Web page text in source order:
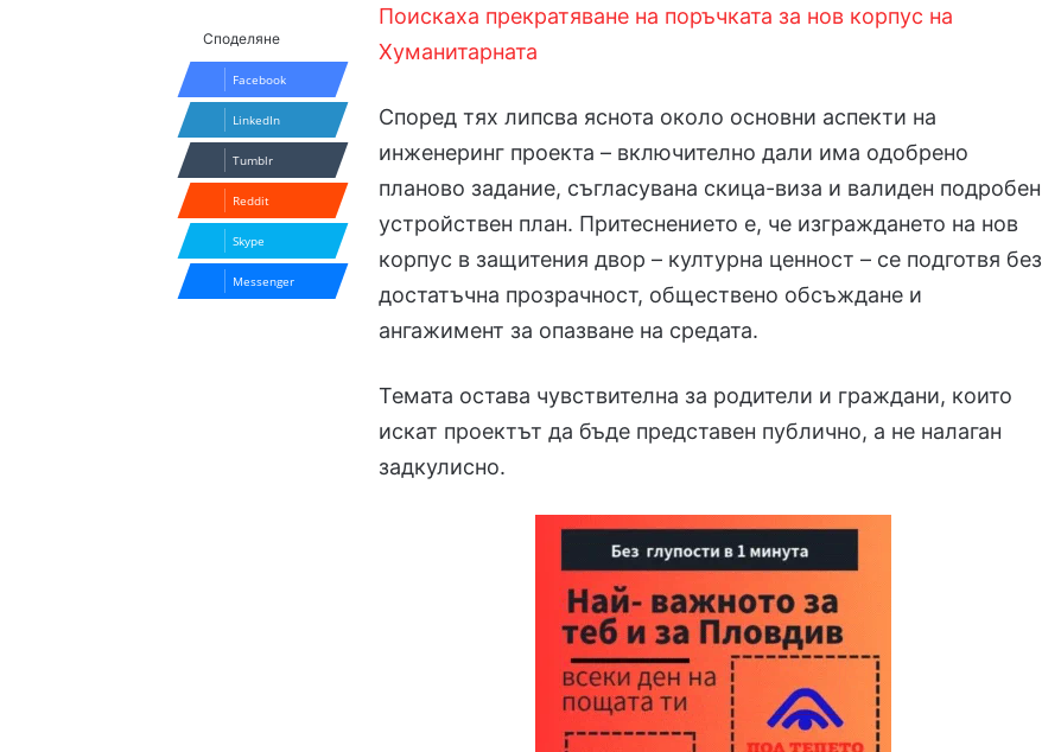
Поискаха прекратяване на поръчката за нов корпус на
Хуманитарната
Според тях липсва яснота около основни аспекти на
инженеринг проекта – включително дали има одобрено
планово задание, съгласувана скица-виза и валиден подробен
устройствен план. Притеснението е, че изграждането на нов
корпус в защитения двор – културна ценност – се подготвя без
достатъчна прозрачност, обществено обсъждане и
ангажимент за опазване на средата.
Темата остава чувствителна за родители и граждани, които
искат проектът да бъде представен публично, а не налаган
задкулисно.
Споделяне
Facebook
LinkedIn
Tumblr
Reddit
Skype
Messenger